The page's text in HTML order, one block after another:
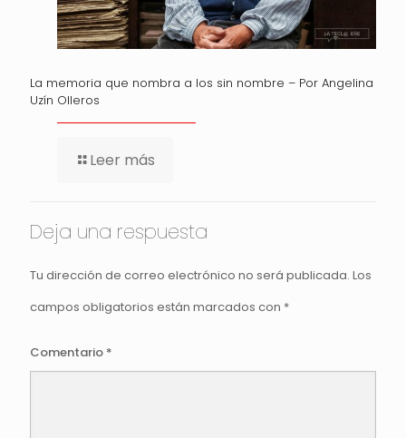
La memoria que nombra a los sin nombre – Por Angelina
Uzín Olleros
Leer más
Deja una respuesta
Tu dirección de correo electrónico no será publicada. Los
campos obligatorios están marcados con *
Comentario *